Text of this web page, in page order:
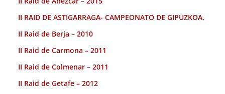
II RAID DE ASTIGARRAGA- CAMPEONATO DE GIPUZKOA.
II Raid de Berja – 2010
II Raid de Carmona – 2011
II Raid de Colmenar – 2011
II Raid de Getafe – 2012